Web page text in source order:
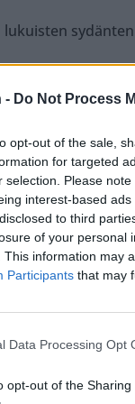
- Do Not Process
opt-out of the sale,
for targeted
selection. Please
interest-based
to third
of your personal
This information may
Participants that may
Data Processing Opt
opt-out of the Sharing
lukuisten
juontaja Vappu
että siitä on